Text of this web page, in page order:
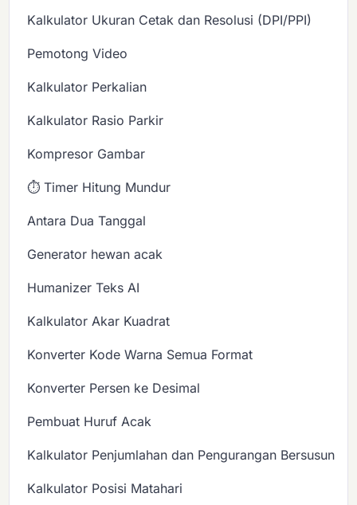
Kalkulator Ukuran Cetak dan Resolusi (DPI/PPI)
Pemotong Video
Kalkulator Perkalian
Kalkulator Rasio Parkir
Kompresor Gambar
⏱️ Timer Hitung Mundur
Antara Dua Tanggal
Generator hewan acak
Humanizer Teks AI
Kalkulator Akar Kuadrat
Konverter Kode Warna Semua Format
Konverter Persen ke Desimal
Pembuat Huruf Acak
Kalkulator Penjumlahan dan Pengurangan Bersusun
Kalkulator Posisi Matahari